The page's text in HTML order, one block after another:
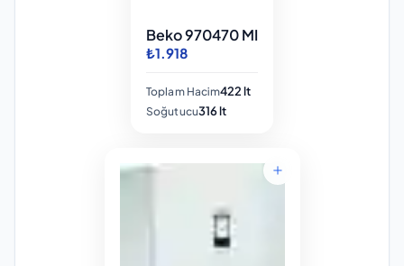
Beko 970470 MI
₺1.918
Toplam Hacim422 lt
Soğutucu316 lt